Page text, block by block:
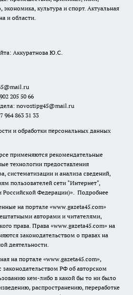
экономика, культура и спорт. Актуальная
и области.
Аккуратнова Ю.С.
205 50 66
novostipg45@mail.ru
964 863 31 33
и обработки персональных данных
применяются рекомендательные
технологии предоставления
систематизации и анализа сведений,
пользователей сети "Интернет",
Российской Федерации)». Подробнее
на портале «www.gazeta45.com»
авторами и читателями,
права. Права «www.gazeta45.com» на
законодательством о правах на
деятельности.
на портале «www.gazeta45.com»,
законодательством РФ об авторском
кем-либо в какой бы то ни было
распространению, переработке